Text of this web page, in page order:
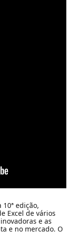
10ª edição,
Excel de vários
e as
e no mercado. O